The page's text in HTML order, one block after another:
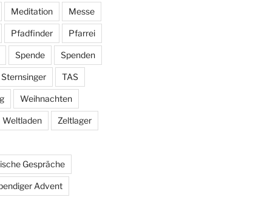
Meditation Messe
Pfadfinder Pfarrei
Spende Spenden
Sternsinger TAS
Weihnachten
Weltladen Zeltlager
Gespräche
Advent